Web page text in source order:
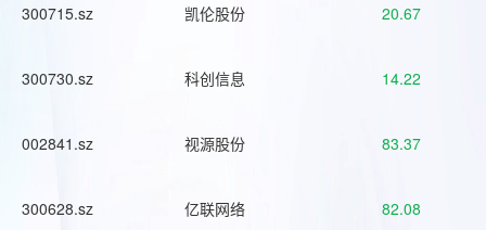
300715.sz 凯伦股份 20.67
300730.sz 科创信息 14.22
002841.sz 视源股份 83.37
300628.sz 亿联网络 82.08